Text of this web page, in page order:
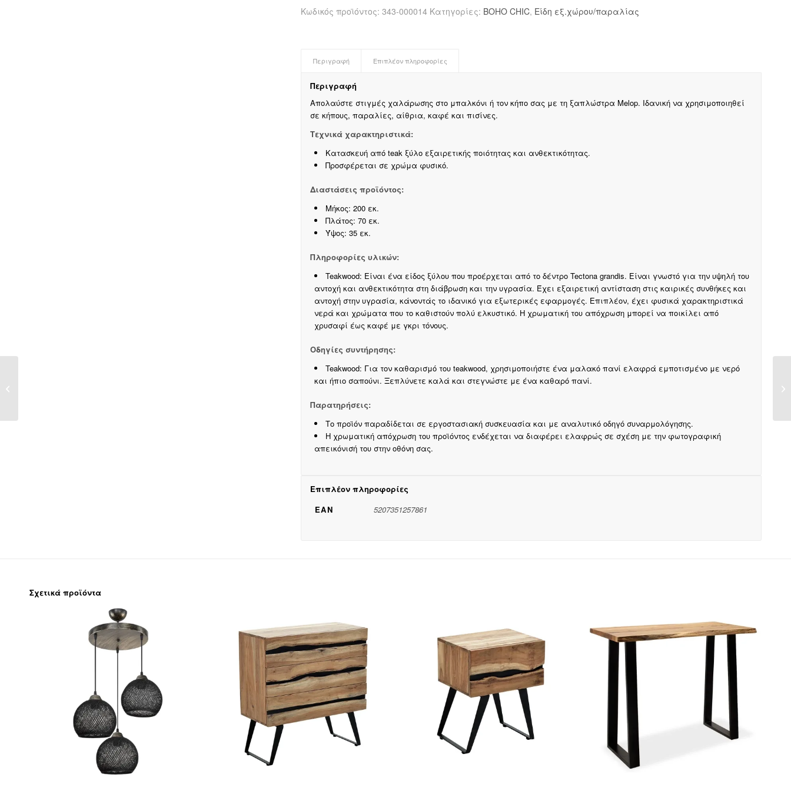
Κωδικός προϊόντος: 343-000014 Κατηγορίες: BOHO CHIC, Είδη εξ.χώρου/παραλίας
Περιγραφή Επιπλέον πληροφορίες
Περιγραφή
Απολαύστε στιγμές χαλάρωσης στο μπαλκόνι ή τον κήπο σας με τη ξαπλώστρα Melop. Ιδανική να χρησιμοποιηθεί
σε κήπους, παραλίες, αίθρια, καφέ και πισίνες.
Τεχνικά χαρακτηριστικά:
Κατασκευή από teak ξύλο εξαιρετικής ποιότητας και ανθεκτικότητας.
Προσφέρεται σε χρώμα φυσικό.
Διαστάσεις προϊόντος:
Μήκος: 200 εκ.
Πλάτος: 70 εκ.
Ύψος: 35 εκ.
Πληροφορίες υλικών:
Teakwood: Είναι ένα είδος ξύλου που προέρχεται από το δέντρο Tectona grandis. Είναι γνωστό για την υψηλή του
αντοχή και ανθεκτικότητα στη διάβρωση και την υγρασία. Έχει εξαιρετική αντίσταση στις καιρικές συνθήκες και
αντοχή στην υγρασία, κάνοντάς το ιδανικό για εξωτερικές εφαρμογές. Επιπλέον, έχει φυσικά χαρακτηριστικά
νερά και χρώματα που το καθιστούν πολύ ελκυστικό. Η χρωματική του απόχρωση μπορεί να ποικίλει από
χρυσαφί έως καφέ με γκρι τόνους.
Οδηγίες συντήρησης:
Teakwood: Για τον καθαρισμό του teakwood, χρησιμοποιήστε ένα μαλακό πανί ελαφρά εμποτισμένο με νερό
και ήπιο σαπούνι. Ξεπλύνετε καλά και στεγνώστε με ένα καθαρό πανί.
Παρατηρήσεις:
Το προϊόν παραδίδεται σε εργοστασιακή συσκευασία και με αναλυτικό οδηγό συναρμολόγησης.
Η χρωματική απόχρωση του προϊόντος ενδέχεται να διαφέρει ελαφρώς σε σχέση με την φωτογραφική
απεικόνισή του στην οθόνη σας.
Επιπλέον πληροφορίες
EAN
5207351257861
Σχετικά προϊόντα